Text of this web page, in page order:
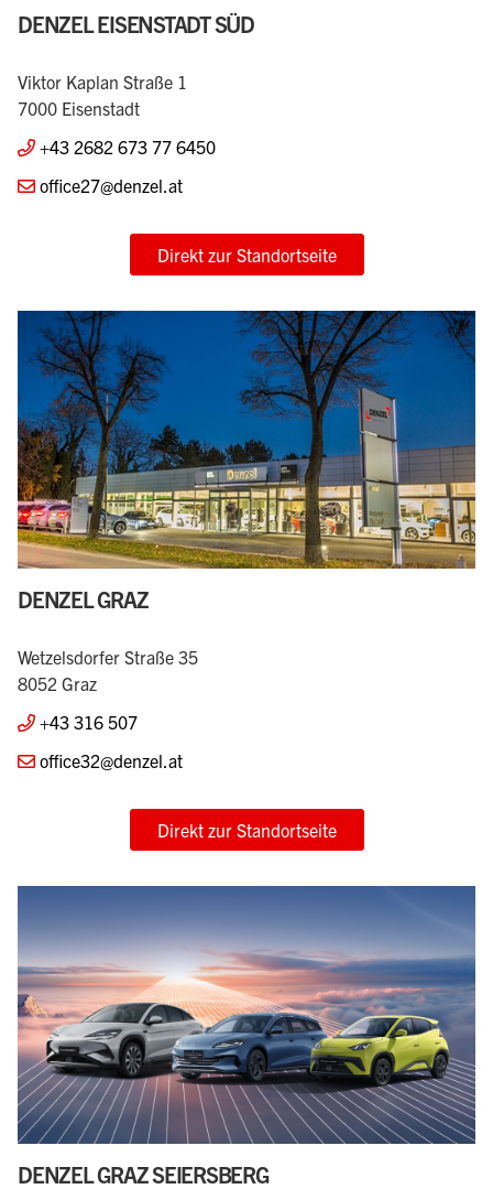
DENZEL EISENSTADT SÜD
Viktor Kaplan Straße 1
7000 Eisenstadt
+43 2682 673 77 6450
office27@denzel.at
Direkt zur Standortseite
DENZEL GRAZ
Wetzelsdorfer Straße 35
8052 Graz
+43 316 507
office32@denzel.at
Direkt zur Standortseite
DENZEL GRAZ SEIERSBERG